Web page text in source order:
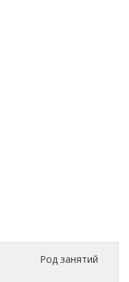
Род занятий